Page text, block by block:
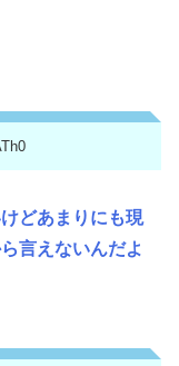
どあまりにも現
言えないんだよ